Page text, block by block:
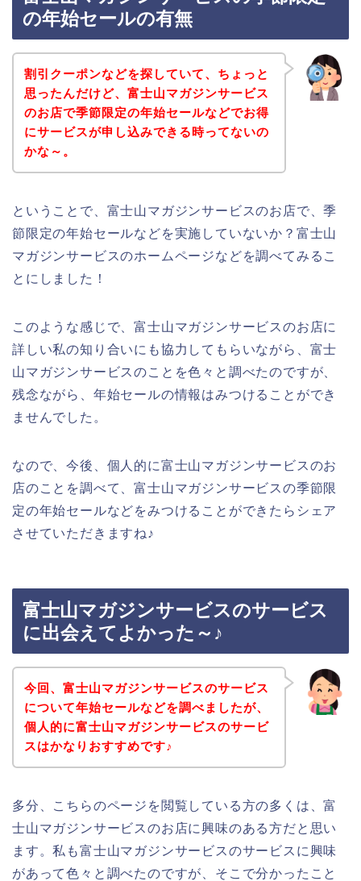
の年始セールの有無
割引クーポンなどを探していて、ちょっと
思ったんだけど、富士山マガジンサービス
のお店で季節限定の年始セールなどでお得
にサービスが申し込みできる時ってないの
かな～。
ということで、富士山マガジンサービスのお店で、季
節限定の年始セールなどを実施していないか？富士山
マガジンサービスのホームページなどを調べてみるこ
とにしました！
このような感じで、富士山マガジンサービスのお店に
詳しい私の知り合いにも協力してもらいながら、富士
山マガジンサービスのことを色々と調べたのですが、
残念ながら、年始セールの情報はみつけることができ
ませんでした。
なので、今後、個人的に富士山マガジンサービスのお
店のことを調べて、富士山マガジンサービスの季節限
定の年始セールなどをみつけることができたらシェア
させていただきますね♪
富士山マガジンサービスのサービス
に出会えてよかった～♪
今回、富士山マガジンサービスのサービス
について年始セールなどを調べましたが、
個人的に富士山マガジンサービスのサービ
スはかなりおすすめです♪
多分、こちらのページを閲覧している方の多くは、富
士山マガジンサービスのお店に興味のある方だと思い
ます。私も富士山マガジンサービスのサービスに興味
があって色々と調べたのですが、そこで分かったこと